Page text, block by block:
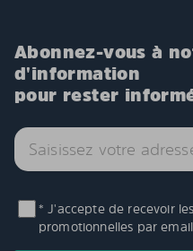
Abonnez-vous à
d'information
pour rester
* J'accepte de recevoir
promotionnelles par